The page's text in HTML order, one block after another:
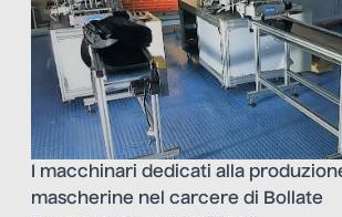
I macchinari dedicati alla
mascherine nel carcere di Bollate